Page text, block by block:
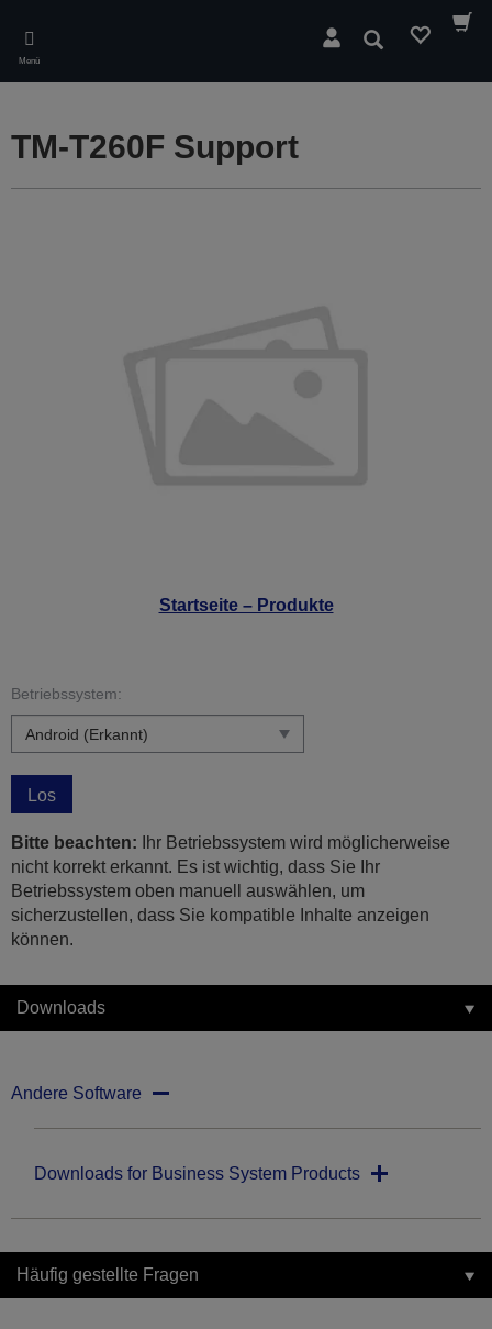
main
content
Menü
Suchen
Startseite – Produkte
TM-T260F Support
Betriebssystem:
Los
Bitte beachten: Ihr Betriebssystem wird möglicherweise
nicht korrekt erkannt. Es ist wichtig, dass Sie Ihr
Betriebssystem oben manuell auswählen, um
sicherzustellen, dass Sie kompatible Inhalte anzeigen
können.
Downloads
Andere Software
Downloads for Business System Products
Häufig gestellte Fragen